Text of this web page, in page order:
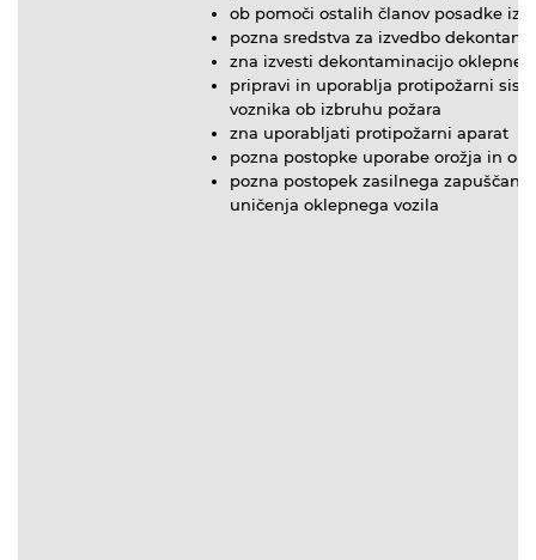
ob pomoči ostalih članov posadke
pozna sredstva za izvedbo
zna izvesti dekontaminacijo
pripravi in uporablja protipožarni
voznika ob izbruhu požara
zna uporabljati protipožarni aparat
pozna postopke uporabe orožja in
pozna postopek zasilnega
uničenja oklepnega vozila